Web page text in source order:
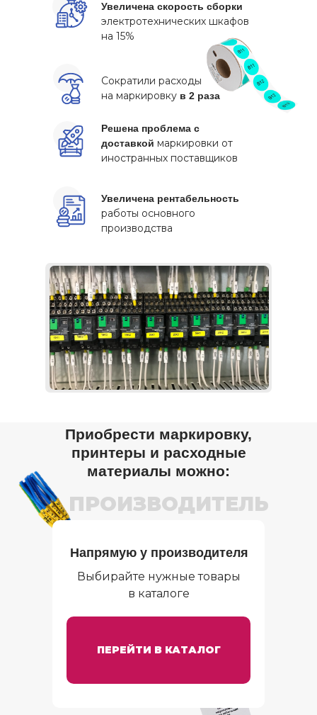
Увеличена скорость сборки
электротехнических шкафов
на 15%
Сократили расходы
на маркировку в 2 раза
Решена проблема с
доставкой маркировки от
иностранных поставщиков
Увеличена рентабельность
работы основного
производства
ПРОИЗВОДИТЕЛЬ
Приобрести маркировку,
принтеры и расходные
материалы можно:
Напрямую у производителя
Выбирайте нужные товары
в каталоге
ПЕРЕЙТИ В КАТАЛОГ